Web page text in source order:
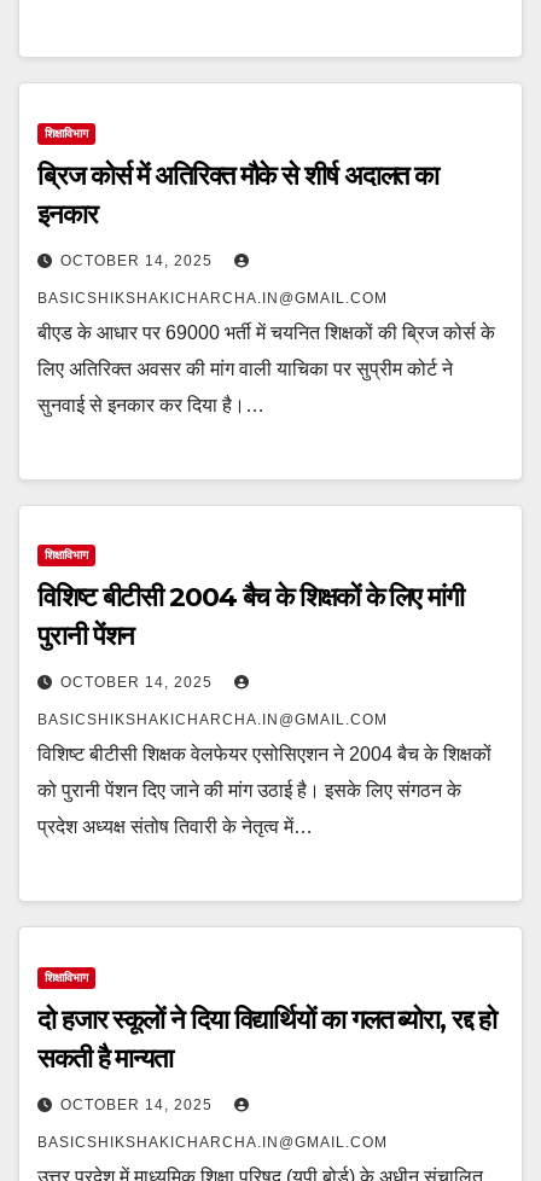
शिक्षाविभाग
ब्रिज कोर्स में अतिरिक्त मौके से शीर्ष अदालत का
इनकार
OCTOBER 14, 2025
BASICSHIKSHAKICHARCHA.IN@GMAIL.COM
बीएड के आधार पर 69000 भर्ती में चयनित शिक्षकों की ब्रिज कोर्स के
लिए अतिरिक्त अवसर की मांग वाली याचिका पर सुप्रीम कोर्ट ने
सुनवाई से इनकार कर दिया है।…
शिक्षाविभाग
विशिष्ट बीटीसी 2004 बैच के शिक्षकों के लिए मांगी
पुरानी पेंशन
OCTOBER 14, 2025
BASICSHIKSHAKICHARCHA.IN@GMAIL.COM
विशिष्ट बीटीसी शिक्षक वेलफेयर एसोसिएशन ने 2004 बैच के शिक्षकों
को पुरानी पेंशन दिए जाने की मांग उठाई है। इसके लिए संगठन के
प्रदेश अध्यक्ष संतोष तिवारी के नेतृत्व में…
शिक्षाविभाग
दो हजार स्कूलों ने दिया विद्यार्थियों का गलत ब्योरा, रद्द हो
सकती है मान्यता
OCTOBER 14, 2025
BASICSHIKSHAKICHARCHA.IN@GMAIL.COM
उत्तर प्रदेश में माध्यमिक शिक्षा परिषद (यूपी बोर्ड) के अधीन संचालित